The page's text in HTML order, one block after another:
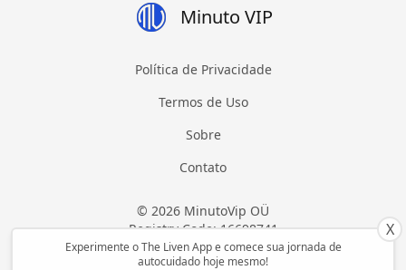
X
Experimente o The Liven App e comece sua jornada de
autocuidado hoje mesmo!
Minuto VIP
Política de Privacidade
Termos de Uso
Sobre
Contato
© 2026 MinutoVip OÜ
Registry Code: 16698741
Todos os direitos reservados